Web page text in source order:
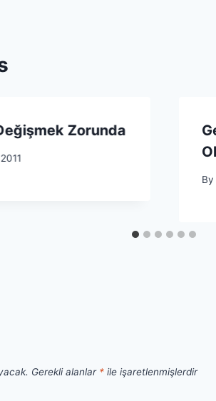
Zorunda
By
Gerekli alanlar * ile işaretlenmişlerdir